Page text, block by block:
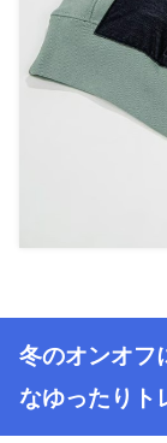
冬のオンオフ
なゆったりト